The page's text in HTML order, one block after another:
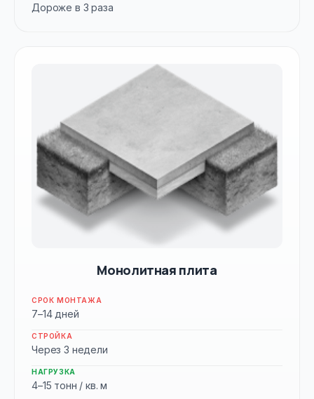
Дороже в 3 раза
Монолитная плита
СРОК МОНТАЖА
7–14 дней
СТРОЙКА
Через 3 недели
НАГРУЗКА
4–15 тонн / кв. м